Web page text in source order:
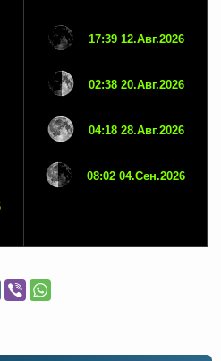
17:39 12.Авг.2026
02:38 20.Авг.2026
04:18 28.Авг.2026
08:02 04.Сен.2026